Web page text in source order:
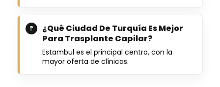
¿Qué Ciudad De Turquía Es Mejor
Para Trasplante Capilar?
Estambul es el principal centro, con la
mayor oferta de clínicas.